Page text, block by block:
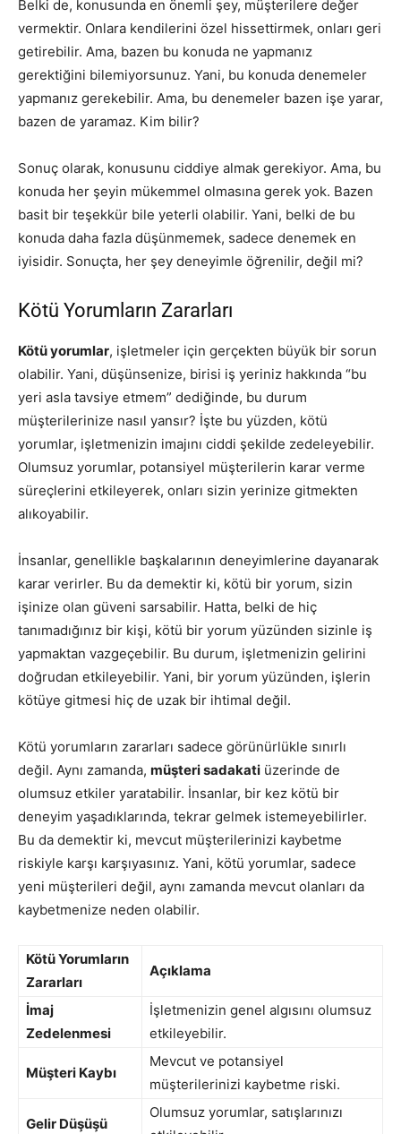
Belki de, konusunda en önemli şey, müşterilere değer
vermektir. Onlara kendilerini özel hissettirmek, onları geri
getirebilir. Ama, bazen bu konuda ne yapmanız
gerektiğini bilemiyorsunuz. Yani, bu konuda denemeler
yapmanız gerekebilir. Ama, bu denemeler bazen işe yarar,
bazen de yaramaz. Kim bilir?
Sonuç olarak, konusunu ciddiye almak gerekiyor. Ama, bu
konuda her şeyin mükemmel olmasına gerek yok. Bazen
basit bir teşekkür bile yeterli olabilir. Yani, belki de bu
konuda daha fazla düşünmemek, sadece denemek en
iyisidir. Sonuçta, her şey deneyimle öğrenilir, değil mi?
Kötü Yorumların Zararları
Kötü yorumlar, işletmeler için gerçekten büyük bir sorun
olabilir. Yani, düşünsenize, birisi iş yeriniz hakkında “bu
yeri asla tavsiye etmem” dediğinde, bu durum
müşterilerinize nasıl yansır? İşte bu yüzden, kötü
yorumlar, işletmenizin imajını ciddi şekilde zedeleyebilir.
Olumsuz yorumlar, potansiyel müşterilerin karar verme
süreçlerini etkileyerek, onları sizin yerinize gitmekten
alıkoyabilir.
İnsanlar, genellikle başkalarının deneyimlerine dayanarak
karar verirler. Bu da demektir ki, kötü bir yorum, sizin
işinize olan güveni sarsabilir. Hatta, belki de hiç
tanımadığınız bir kişi, kötü bir yorum yüzünden sizinle iş
yapmaktan vazgeçebilir. Bu durum, işletmenizin gelirini
doğrudan etkileyebilir. Yani, bir yorum yüzünden, işlerin
kötüye gitmesi hiç de uzak bir ihtimal değil.
Kötü yorumların zararları sadece görünürlükle sınırlı
değil. Aynı zamanda, müşteri sadakati üzerinde de
olumsuz etkiler yaratabilir. İnsanlar, bir kez kötü bir
deneyim yaşadıklarında, tekrar gelmek istemeyebilirler.
Bu da demektir ki, mevcut müşterilerinizi kaybetme
riskiyle karşı karşıyasınız. Yani, kötü yorumlar, sadece
yeni müşterileri değil, aynı zamanda mevcut olanları da
kaybetmenize neden olabilir.
Kötü Yorumların
Zararları
Açıklama
İmaj
Zedelenmesi
İşletmenizin genel algısını olumsuz
etkileyebilir.
Müşteri Kaybı
Mevcut ve potansiyel
müşterilerinizi kaybetme riski.
Gelir Düşüşü
Olumsuz yorumlar, satışlarınızı